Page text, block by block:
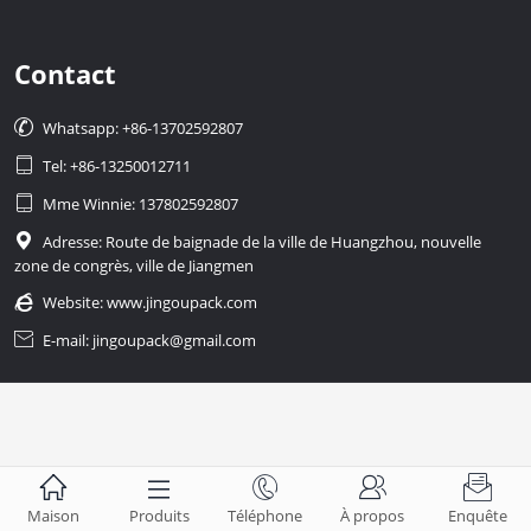
Contact
 Whatsapp: +86-13702592807
 Tel: +86-13250012711
 Mme Winnie: 137802592807

Adresse: Route de baignade de la ville de Huangzhou, nouvelle
zone de congrès, ville de Jiangmen
 Website:www.jingoupack.com
 E-mail: jingoupack@gmail.com

Maison

Produits

Téléphone

À propos

Enquête